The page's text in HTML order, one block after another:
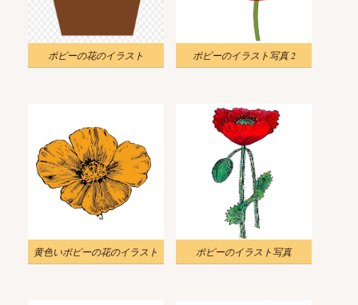
ポピーの花のイラスト ポピーのイラスト写真 2
黄色いポピーの花のイラスト ポピーのイラスト写真